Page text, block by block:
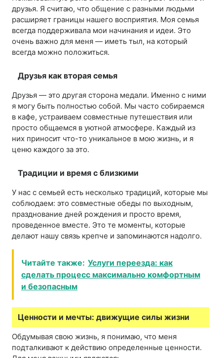
друзья. Я считаю, что общение с разными людьми
расширяет границы нашего восприятия. Моя семья
всегда поддерживала мои начинания и идеи. Это
очень важно для меня — иметь тыл, на который
всегда можно положиться.
Друзья как вторая семья
Друзья — это другая сторона медали. Именно с ними
я могу быть полностью собой. Мы часто собираемся
в кафе, устраиваем совместные путешествия или
просто общаемся в уютной атмосфере. Каждый из
них приносит что-то уникальное в мою жизнь, и я
ценю каждого за это.
Традиции и время с близкими
У нас с семьей есть несколько традиций, которые мы
соблюдаем: это совместные обеды по выходным,
празднование дней рождения и просто время,
проведенное вместе. Это те моменты, которые
делают нашу связь крепче и запоминаются надолго.
Читайте также: Услуги переезда: как
сделать процесс максимально комфортным
и безопасным
Ценности и мечты: движущие силы жизни
Обдумывая свою жизнь, я понимаю, что меня
подталкивают к действию определенные ценности.